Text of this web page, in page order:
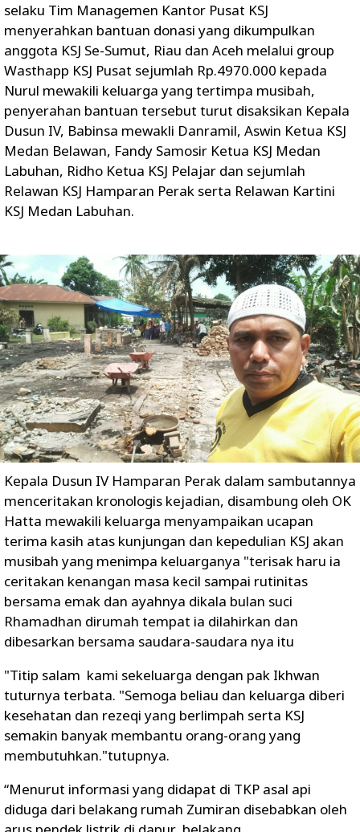
selaku Tim Managemen Kantor Pusat KSJ
menyerahkan bantuan donasi yang dikumpulkan
anggota KSJ Se-Sumut, Riau dan Aceh melalui group
Wasthapp KSJ Pusat sejumlah Rp.4970.000 kepada
Nurul mewakili keluarga yang tertimpa musibah,
penyerahan bantuan tersebut turut disaksikan Kepala
Dusun IV, Babinsa mewakli Danramil, Aswin Ketua KSJ
Medan Belawan, Fandy Samosir Ketua KSJ Medan
Labuhan, Ridho Ketua KSJ Pelajar dan sejumlah
Relawan KSJ Hamparan Perak serta Relawan Kartini
KSJ Medan Labuhan.
Kepala Dusun IV Hamparan Perak dalam sambutannya
menceritakan kronologis kejadian, disambung oleh OK
Hatta mewakili keluarga menyampaikan ucapan
terima kasih atas kunjungan dan kepedulian KSJ akan
musibah yang menimpa keluarganya "terisak haru ia
ceritakan kenangan masa kecil sampai rutinitas
bersama emak dan ayahnya dikala bulan suci
Rhamadhan dirumah tempat ia dilahirkan dan
dibesarkan bersama saudara-saudara nya itu
"Titip salam kami sekeluarga dengan pak Ikhwan
tuturnya terbata. "Semoga beliau dan keluarga diberi
kesehatan dan rezeqi yang berlimpah serta KSJ
semakin banyak membantu orang-orang yang
membutuhkan."tutupnya.
“Menurut informasi yang didapat di TKP asal api
diduga dari belakang rumah Zumiran disebabkan oleh